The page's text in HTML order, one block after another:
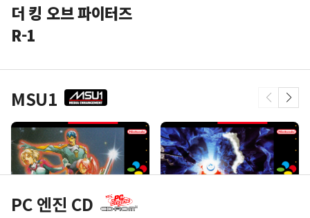
더 킹 오브 파이터즈
R-1
MSU1
PC 엔진 CD